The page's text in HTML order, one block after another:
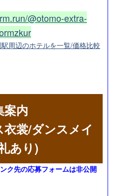
@otomo-extra-
周辺のホテルを一覧/価格比較
案内
裳/ダンスメイ
あり)
ク先の応募フォームは非公開